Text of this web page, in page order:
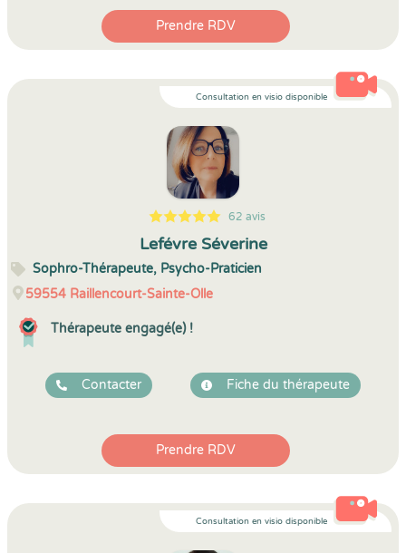
Prendre RDV
Consultation en visio disponible
5
1
5
62 62 avis
Lefévre Séverine
Sophro-Thérapeute, Psycho-Praticien
59554 Raillencourt-Sainte-Olle
Thérapeute engagé(e) !
Contacter Fiche du thérapeute
Prendre RDV
Consultation en visio disponible